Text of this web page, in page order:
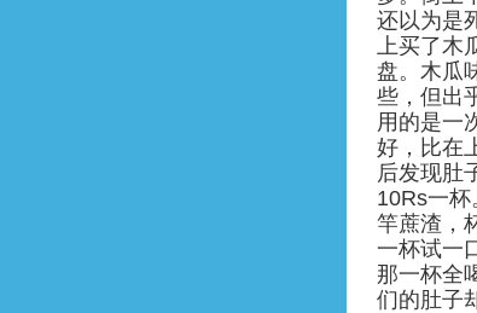
还以为是
上买了木
盘。木瓜
些，但出
用的是一
好，比在
后发现肚
10Rs一
竿蔗渣，
一杯试一
那一杯全
们的肚子